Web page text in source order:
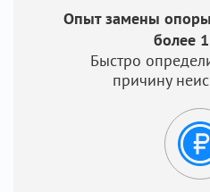
Опыт замены
более
Быстро
причину